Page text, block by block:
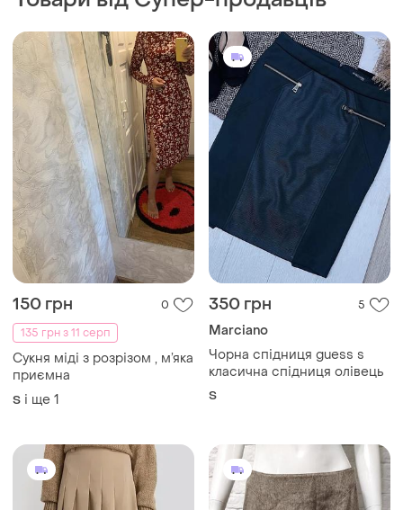
150 грн
0
135 грн з 11 серп
Сукня міді з розрізом , м’яка
приємна
S і ще 1
350 грн 5
Marciano
Чорна спідниця guess s
класична спідниця олівець
S